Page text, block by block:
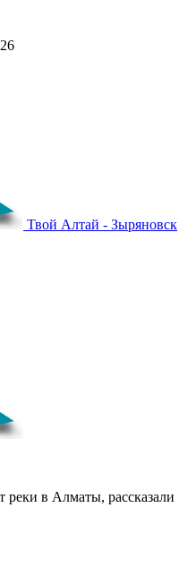
Твой Алтай - Зыряновск
реки в Алматы, рассказали